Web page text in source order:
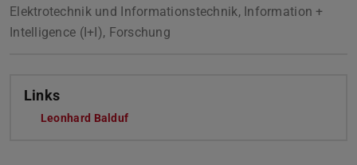
Elektrotechnik und Informationstechnik, Information +
Intelligence (I+I), Forschung
Links
Leonhard Balduf